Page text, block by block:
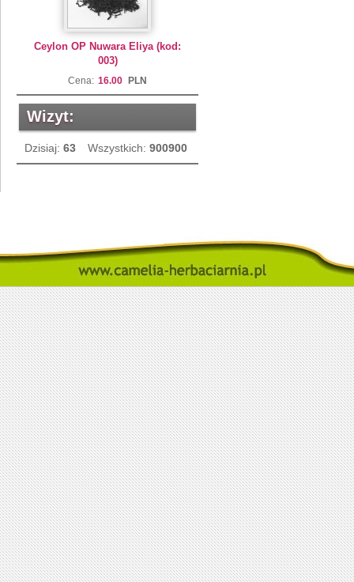
Ceylon OP Nuwara Eliya (kod:
003)
Cena: 16.00 PLN
Wizyt:
Dzisiaj: 63 Wszystkich: 900900